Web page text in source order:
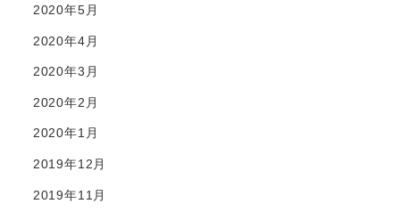
2020年5月
2020年4月
2020年3月
2020年2月
2020年1月
2019年12月
2019年11月